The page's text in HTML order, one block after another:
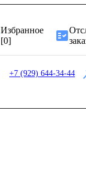
Избранное
[0]
+7 (929) 644-34-44